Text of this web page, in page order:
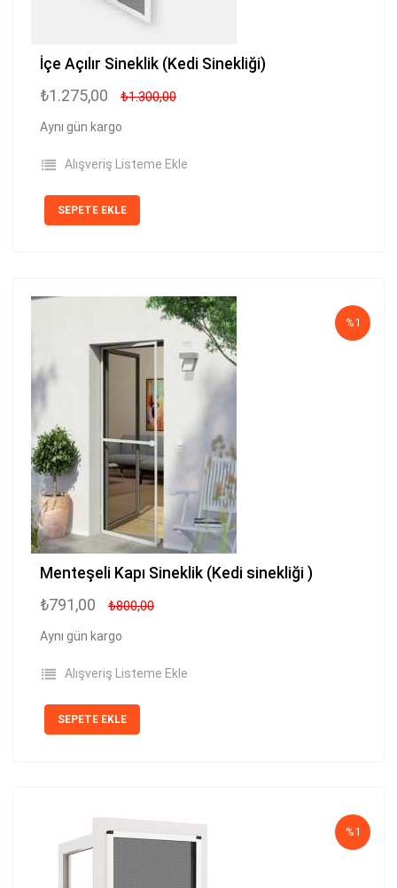
İçe Açılır Sineklik (Kedi Sinekliği)
₺1.275,00 ₺1.300,00
Aynı gün kargo
Alışveriş Listeme Ekle
SEPETE EKLE
%1
Menteşeli Kapı Sineklik (Kedi sinekliği )
₺791,00 ₺800,00
Aynı gün kargo
Alışveriş Listeme Ekle
SEPETE EKLE
%1